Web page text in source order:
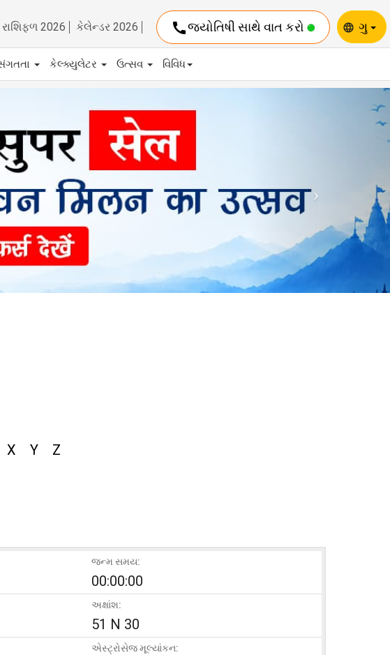
રાશિફળ 2026 કેલેન્ડર 2026 callજ્યોતિષી સાથે વાત કરો language ગુ
કેલ્ક્યુલેટર ઉત્સવ વિવિધ
X Y Z
જન્મ સમય:
00:00:00
અક્ષાંશ:
51 N 30
એસ્ટ્રોસેજ મૂલ્યાંકન: